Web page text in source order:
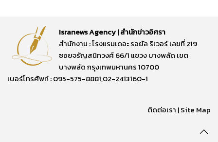
Isranews Agency | สำนักข่าวอิศรา
สำนักงาน : โรงแรมเดอะ รอยัล ริเวอร์ เลขที่ 219
ซอยจรัญสนิทวงศ์ 66/1 แขวง บางพลัด เขต
บางพลัด กรุงเทพมหานคร 10700
เบอร์โทรศัพท์ : 095-575-8881,02-2413160-1
ติดต่อเรา |Site Map